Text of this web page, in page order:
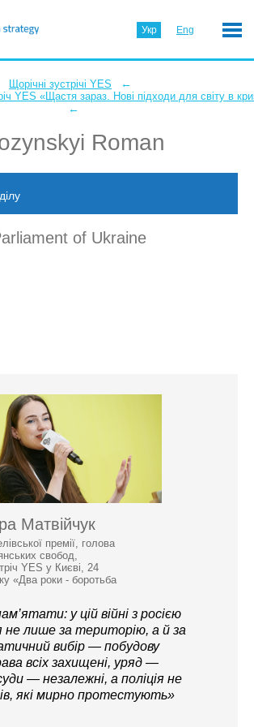
Укр Eng
Щорічні зустрічі YES ←
YES «Щастя зараз. Нові підходи для світу в
←
Roman
of Ukraine
Матвійчук
премії, голова
свобод,
YES у Києві, 24
«Два роки - боротьба
у цій війні з росією
не лише за територію, а й за
вибір — побудову
всіх захищені, уряд —
— незалежні, а поліція не
які мирно протестують»